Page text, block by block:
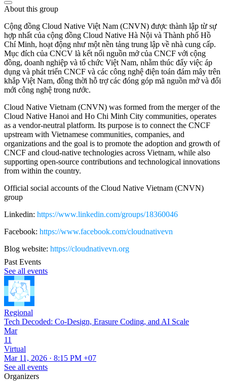
About this group
Cộng đồng Cloud Native Việt Nam (CNVN) được thành lập từ sự
hợp nhất của cộng đồng Cloud Native Hà Nội và Thành phố Hồ
Chí Minh, hoạt động như một nền tảng trung lập về nhà cung cấp.
Mục đích của CNCV là kết nối nguồn mở của CNCF với cộng
đồng, doanh nghiệp và tổ chức Việt Nam, nhằm thúc đẩy việc áp
dụng và phát triển CNCF và các công nghệ điện toán đám mây trên
khắp Việt Nam, đồng thời hỗ trợ các đóng góp mã nguồn mở và đổi
mới công nghệ trong nước.
Cloud Native Vietnam (CNVN) was formed from the merger of the
Cloud Native Hanoi and Ho Chi Minh City communities, operates
as a vendor-neutral platform. Its purpose is to connect the CNCF
upstream with Vietnamese communities, companies, and
organizations and the goal is to promote the adoption and growth of
CNCF and cloud-native technologies across Vietnam, while also
supporting open-source contributions and technological innovations
from within the country.
Official social accounts of the Cloud Native Vietnam (CNVN)
group
Linkedin: https://www.linkedin.com/groups/18360046
Facebook: https://www.facebook.com/cloudnativevn
Blog website: https://cloudnativevn.org
Past Events
See all events
Regional
Tech Decoded: Co-Design, Erasure Coding, and AI Scale
Mar
11
Virtual
Mar 11, 2026 · 8:15 PM +07
See all events
Organizers